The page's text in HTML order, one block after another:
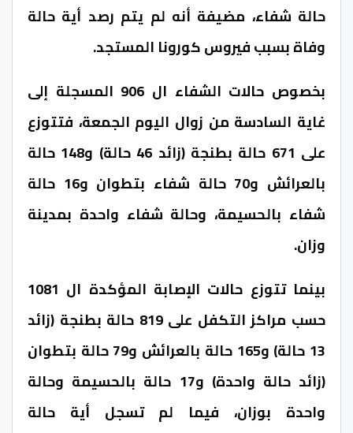
حالة شفاء، مضيفة أنه لم يتم رصد أية حالة
وفاة بسبب فيروس كورونا المستجد.
بخصوص حالات الشفاء ال 906 المسجلة إلى
غاية السادسة من زوال اليوم الجمعة، فتتوزع
على 671 حالة بطنجة (زائد 46 حالة) و148 حالة
بالعرائش و70 حالة شفاء بتطوان و16 حالة
شفاء بالحسيمة، وحالة شفاء واحدة بمدينة
وزان.
بينما تتوزع حالات الإصابة المؤكدة ال 1081
حسب مراكز التكفل على 819 حالة بطنجة (زائد
13 حالة) و165 حالة بالعرائش و79 حالة بتطوان
(زائد حالة واحدة) و17 حالة بالحسيمة وحالة
واحدة بوزان، فيما لم تسجل أية حالة